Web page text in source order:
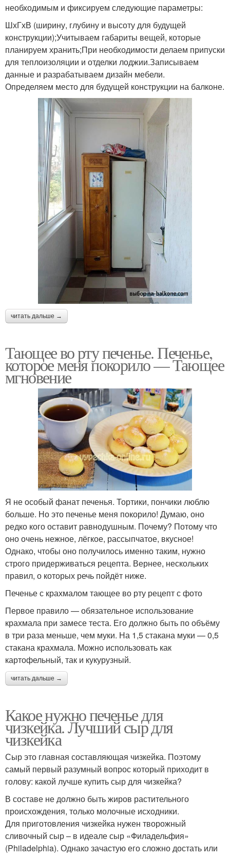
необходимым и фиксируем следующие параметры:
ШхГхВ (ширину, глубину и высоту для будущей
конструкции);Учитываем габариты вещей, которые
планируем хранить;При необходимости делаем припуски
для теплоизоляции и отделки лоджии.Записываем
данные и разрабатываем дизайн мебели.
Определяем место для будущей конструкции на балконе.
читать дальше →
Тающее во рту печенье. Печенье,
которое меня покорило — Тающее
мгновение
Я не особый фанат печенья. Тортики, пончики люблю
больше. Но это печенье меня покорило! Думаю, оно
редко кого оставит равнодушным. Почему? Потому что
оно очень нежное, лёгкое, рассыпчатое, вкусное!
Однако, чтобы оно получилось именно таким, нужно
строго придерживаться рецепта. Вернее, нескольких
правил, о которых речь пойдёт ниже.
Печенье с крахмалом тающее во рту рецепт с фото
Первое правило — обязательное использование
крахмала при замесе теста. Его должно быть по объёму
в три раза меньше, чем муки. На 1,5 стакана муки — 0,5
стакана крахмала. Можно использовать как
картофельный, так и кукурузный.
читать дальше →
Какое нужно печенье для
чизкейка. Лучший сыр для
чизкейка
Сыр это главная составляющая чизкейка. Поэтому
самый первый разумный вопрос который приходит в
голову: какой лучше купить сыр для чизкейка?
В составе не должно быть жиров растительного
происхождения, только молочные исходники.
Для приготовления чизкейка нужен творожный
сливочный сыр – в идеале сыр «Филадельфия»
(Philadelphia). Однако зачастую его сложно достать или